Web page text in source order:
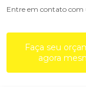
Entre em contato com
Faça seu
agora